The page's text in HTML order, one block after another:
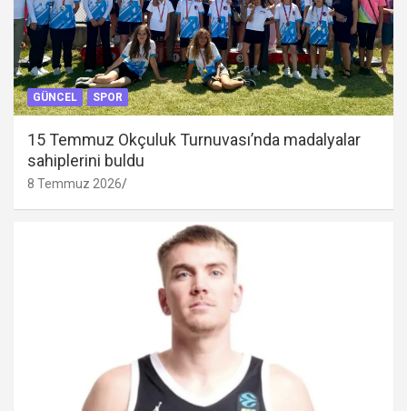
GÜNCEL SPOR
15 Temmuz Okçuluk Turnuvası’nda madalyalar
sahiplerini buldu
8 Temmuz 2026